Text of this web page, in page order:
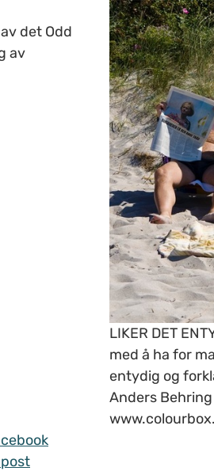
det Odd
av
LIKER DET
med å ha for
entydig og
Anders